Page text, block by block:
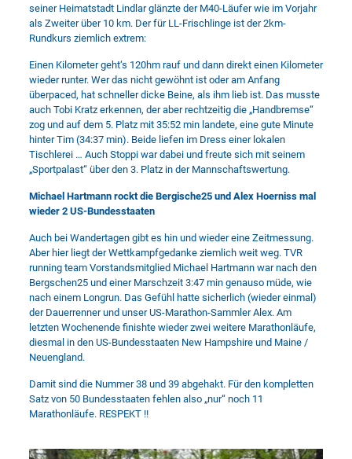
seiner Heimatstadt Lindlar glänzte der M40-Läufer wie im Vorjahr
als Zweiter über 10 km. Der für LL-Frischlinge ist der 2km-
Rundkurs ziemlich extrem:
Einen Kilometer geht‘s 120hm rauf und dann direkt einen Kilometer
wieder runter. Wer das nicht gewöhnt ist oder am Anfang
überpaced, hat schneller dicke Beine, als ihm lieb ist. Das musste
auch Tobi Kratz erkennen, der aber rechtzeitig die „Handbremse“
zog und auf dem 5. Platz mit 35:52 min landete, eine gute Minute
hinter Tim (34:37 min). Beide liefen im Dress einer lokalen
Tischlerei … Auch Stoppi war dabei und freute sich mit seinem
„Sportpalast“ über den 3. Platz in der Mannschaftswertung.
Michael Hartmann rockt die Bergische25 und Alex Hoerniss mal
wieder 2 US-Bundesstaaten
Auch bei Wandertagen gibt es hin und wieder eine Zeitmessung.
Aber hier liegt der Wettkampfgedanke ziemlich weit weg. TVR
running team Vorstandsmitglied Michael Hartmann war nach den
Bergschen25 und einer Marschzeit 3:47 min genauso müde, wie
nach einem Longrun. Das Gefühl hatte sicherlich (wieder einmal)
der Dauerrenner und unser US-Marathon-Sammler Alex. Am
letzten Wochenende finishte wieder zwei weitere Marathonläufe,
diesmal in den US-Bundesstaaten New Hampshire und Maine /
Neuengland.
Damit sind die Nummer 38 und 39 abgehakt. Für den kompletten
Satz von 50 Bundesstaaten fehlen also „nur“ noch 11
Marathonläufe. RESPEKT !!